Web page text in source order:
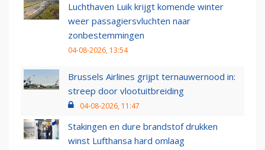
Luchthaven Luik krijgt komende winter
weer passagiersvluchten naar
zonbestemmingen
04-08-2026, 13:54
Brussels Airlines grijpt ternauwernood in:
streep door vlootuitbreiding
04-08-2026, 11:47
Stakingen en dure brandstof drukken
winst Lufthansa hard omlaag